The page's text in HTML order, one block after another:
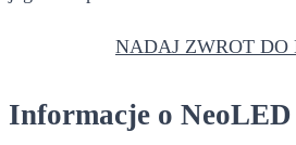
NADAJ ZWROT DO
Informacje o NeoLED